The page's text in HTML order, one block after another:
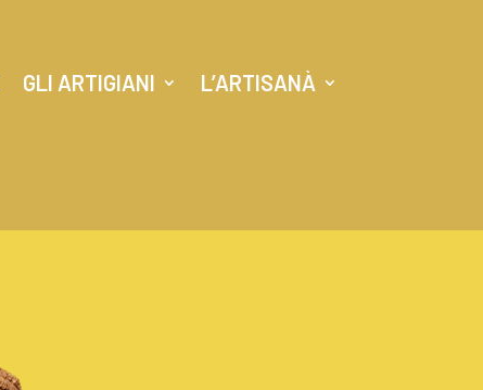
GLI ARTIGIANI L’ARTISANÀ